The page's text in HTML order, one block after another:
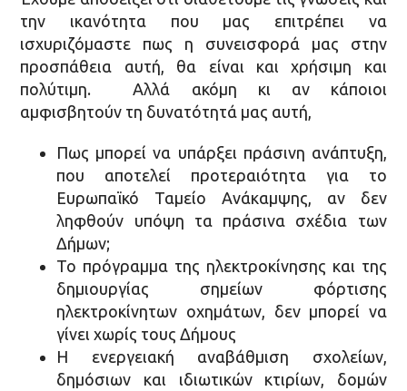
την ικανότητα που μας επιτρέπει να
ισχυριζόμαστε πως η συνεισφορά μας στην
προσπάθεια αυτή, θα είναι και χρήσιμη και
πολύτιμη. Αλλά ακόμη κι αν κάποιοι
αμφισβητούν τη δυνατότητά μας αυτή,
Πως μπορεί να υπάρξει πράσινη ανάπτυξη,
που αποτελεί προτεραιότητα για το
Ευρωπαϊκό Ταμείο Ανάκαμψης, αν δεν
ληφθούν υπόψη τα πράσινα σχέδια των
Δήμων;
Το πρόγραμμα της ηλεκτροκίνησης και της
δημιουργίας σημείων φόρτισης
ηλεκτροκίνητων οχημάτων, δεν μπορεί να
γίνει χωρίς τους Δήμους
Η ενεργειακή αναβάθμιση σχολείων,
δημόσιων και ιδιωτικών κτιρίων, δομών